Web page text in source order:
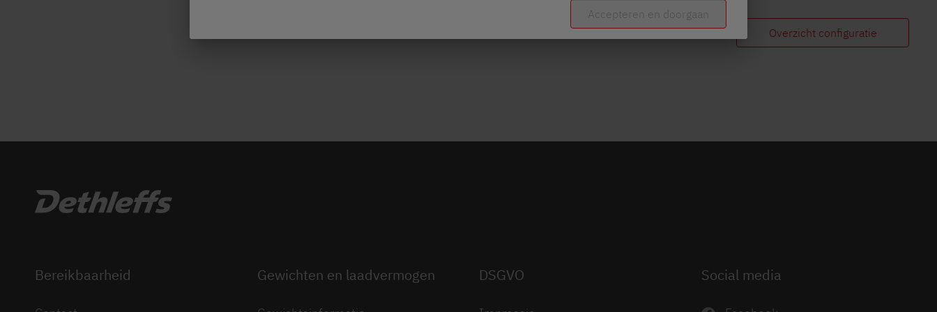
Overzicht configuratie
Bereikbaarheid Gewichten en laadvermogen DSGVO Social media
Accepteren en doorgaan